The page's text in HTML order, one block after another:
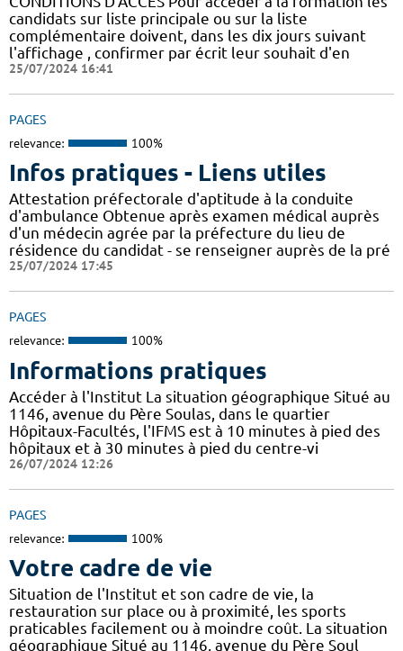
candidats sur liste principale ou sur la liste
complémentaire doivent, dans les dix jours suivant
l'affichage , confirmer par écrit leur souhait d'en
25/07/2024 16:41
PAGES
relevance: 100%
Infos pratiques - Liens utiles
Attestation préfectorale d'aptitude à la conduite
d'ambulance Obtenue après examen médical auprès
d'un médecin agrée par la préfecture du lieu de
résidence du candidat - se renseigner auprès de la pré
25/07/2024 17:45
PAGES
relevance: 100%
Informations pratiques
Accéder à l'Institut La situation géographique Situé au
1146, avenue du Père Soulas, dans le quartier
Hôpitaux-Facultés, l'IFMS est à 10 minutes à pied des
hôpitaux et à 30 minutes à pied du centre-vi
26/07/2024 12:26
PAGES
relevance: 100%
Votre cadre de vie
Situation de l'Institut et son cadre de vie, la
restauration sur place ou à proximité, les sports
praticables facilement ou à moindre coût. La situation
géographique Situé au 1146, avenue du Père Soul